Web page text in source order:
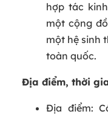
hợp tác
một cộng
một hệ sinh
toàn quốc.
Địa điểm, thời
Địa điểm: